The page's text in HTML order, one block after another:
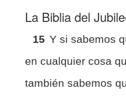
La Biblia del
15 Y si sabemos
en cualquier cosa
también sabemos